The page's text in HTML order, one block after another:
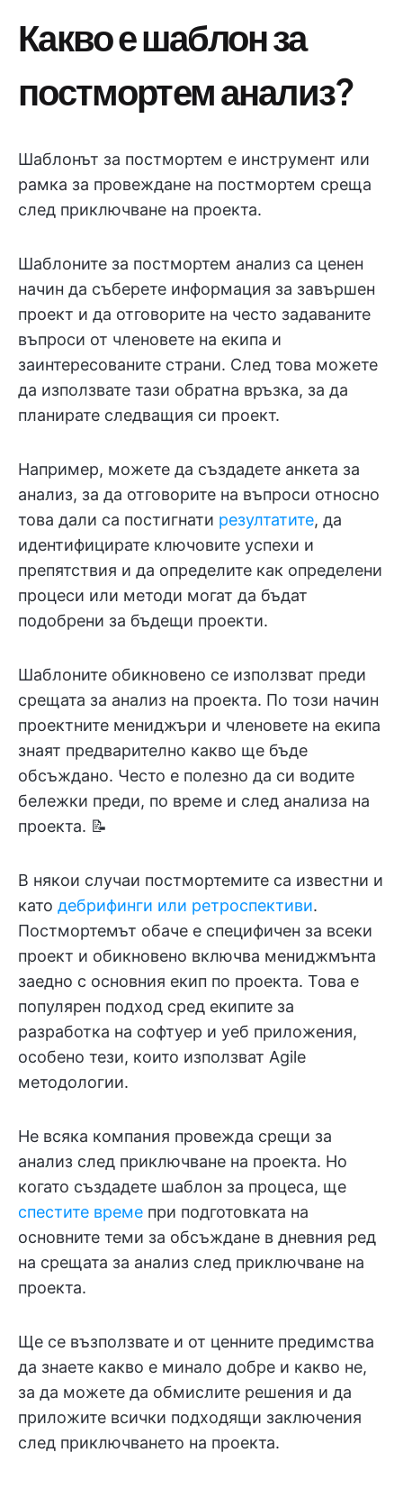
Какво е шаблон за
постмортем анализ?
Шаблонът за постмортем е инструмент или
рамка за провеждане на постмортем среща
след приключване на проекта.
Шаблоните за постмортем анализ са ценен
начин да съберете информация за завършен
проект и да отговорите на често задаваните
въпроси от членовете на екипа и
заинтересованите страни. След това можете
да използвате тази обратна връзка, за да
планирате следващия си проект.
Например, можете да създадете анкета за
анализ, за да отговорите на въпроси относно
това дали са постигнати резултатите, да
идентифицирате ключовите успехи и
препятствия и да определите как определени
процеси или методи могат да бъдат
подобрени за бъдещи проекти.
Шаблоните обикновено се използват преди
срещата за анализ на проекта. По този начин
проектните мениджъри и членовете на екипа
знаят предварително какво ще бъде
обсъждано. Често е полезно да си водите
бележки преди, по време и след анализа на
проекта. 📝
В някои случаи постмортемите са известни и
като дебрифинги или ретроспективи.
Постмортемът обаче е специфичен за всеки
проект и обикновено включва мениджмънта
заедно с основния екип по проекта. Това е
популярен подход сред екипите за
разработка на софтуер и уеб приложения,
особено тези, които използват Agile
методологии.
Не всяка компания провежда срещи за
анализ след приключване на проекта. Но
когато създадете шаблон за процеса, ще
спестите време при подготовката на
основните теми за обсъждане в дневния ред
на срещата за анализ след приключване на
проекта.
Ще се възползвате и от ценните предимства
да знаете какво е минало добре и какво не,
за да можете да обмислите решения и да
приложите всички подходящи заключения
след приключването на проекта.